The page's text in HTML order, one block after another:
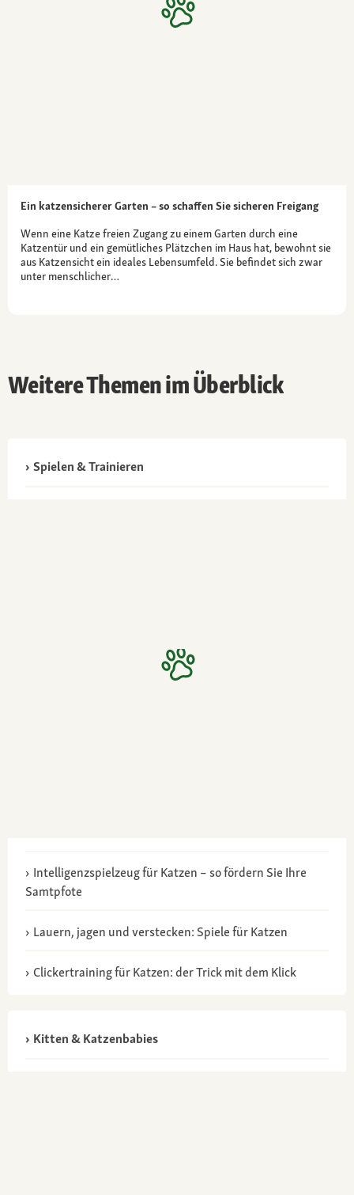
Ein katzensicherer Garten – so schaffen Sie sicheren Freigang
Wenn eine Katze freien Zugang zu einem Garten durch eine
Katzentür und ein gemütliches Plätzchen im Haus hat, bewohnt sie
aus Katzensicht ein ideales Lebensumfeld. Sie befindet sich zwar
unter menschlicher…
Weitere Themen im Überblick
Spielen & Trainieren
Intelligenzspielzeug für Katzen – so fördern Sie Ihre
Samtpfote
Lauern, jagen und verstecken: Spiele für Katzen
Clickertraining für Katzen: der Trick mit dem Klick
Kitten & Katzenbabies